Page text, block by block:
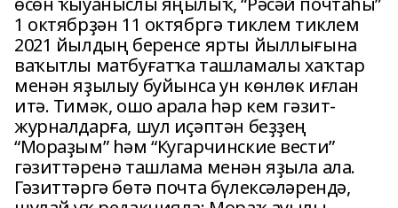
1 октябрҙән 11 октябргә тиклем тиклем
2021 йылдың беренсе ярты йыллығына
ваҡытлы матбуғатҡа ташламалы хаҡтар
менән яҙылыу буйынса ун көнлөк иғлан
итә. Тимәк, ошо арала һәр кем гәзит-
журналдарға, шул иҫәптән беҙҙең
“Мораҙым” һәм “Кугарчинские вести”
гәзиттәренә ташлама менән яҙыла ала.
Гәзиттәргә бөтә почта бүлексәләрендә,